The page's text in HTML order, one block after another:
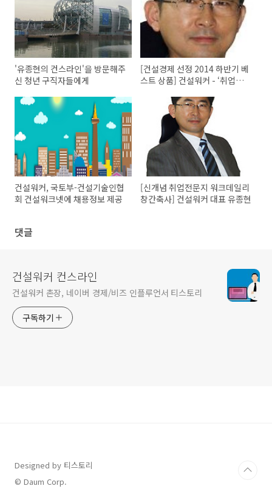
'유종현의 컨스라인'을 방문해주
신 청년 구직자들에게
[건설경제 선정 2014 하반기 베
스트 상품] 건설워커 - ‘취업포
건설워커, 국토부-건설기술인협
회 건설워크넷에 채용정보 제공
[신개념 취업전문지 워크데일리
창간축사] 건설워커 대표 유종현
댓글
건설워커 컨스라인
건설워커 촌장, 네이버 경제/비즈 인플루언서 티스토리
구독하기
Designed by 티스토리
© Daum Corp.